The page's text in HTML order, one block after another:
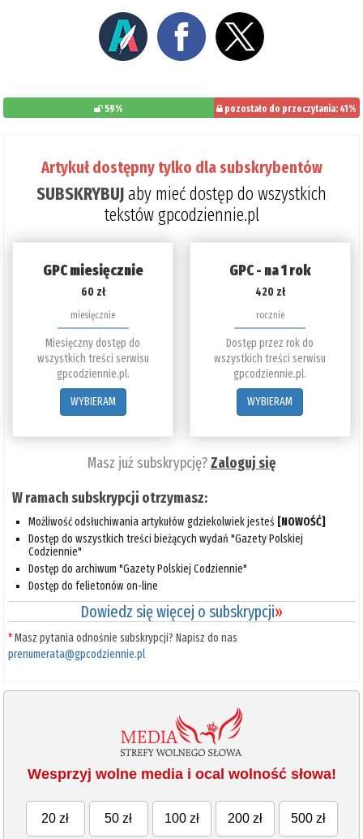
59% pozostało do przeczytania: 41%
Artykuł dostępny tylko dla subskrybentów
SUBSKRYBUJaby mieć dostęp do wszystkich
tekstów gpcodziennie.pl
GPC miesięcznie
60 zł
miesięcznie
Miesięczny dostęp do
wszystkich treści serwisu
gpcodziennie.pl.
WYBIERAM
GPC - na 1 rok
420 zł
rocznie
Dostęp przez rok do
wszystkich treści serwisu
gpcodziennie.pl.
WYBIERAM
Masz już subskrypcję?Zaloguj się
W ramach subskrypcji otrzymasz:
Możliwość odsłuchiwania artykułów gdziekolwiek jesteś [NOWOŚĆ]
Dostęp do wszystkich treści bieżących wydań "Gazety Polskiej
Codziennie"
Dostęp do archiwum "Gazety Polskiej Codziennie"
Dostęp do felietonów on-line
Dowiedz się więcej o subskrypcji»
*Masz pytania odnośnie subskrypcji? Napisz do nas
prenumerata@gpcodziennie.pl
Wesprzyj wolne media i ocal wolność słowa!
20 zł 50 zł 100 zł 200 zł 500 zł